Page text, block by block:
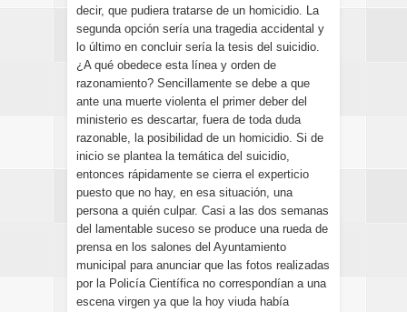
decir, que pudiera tratarse de un homicidio. La
segunda opción sería una tragedia accidental y
lo último en concluir sería la tesis del suicidio.
¿A qué obedece esta línea y orden de
razonamiento? Sencillamente se debe a que
ante una muerte violenta el primer deber del
ministerio es descartar, fuera de toda duda
razonable, la posibilidad de un homicidio. Si de
inicio se plantea la temática del suicidio,
entonces rápidamente se cierra el experticio
puesto que no hay, en esa situación, una
persona a quién culpar. Casi a las dos semanas
del lamentable suceso se produce una rueda de
prensa en los salones del Ayuntamiento
municipal para anunciar que las fotos realizadas
por la Policía Científica no correspondían a una
escena virgen ya que la hoy viuda había